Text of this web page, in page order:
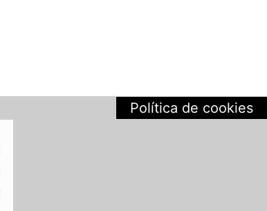
Política de cookies